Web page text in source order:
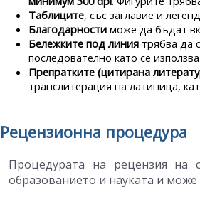
Таблиците, със заглавие и
Благодарности може да бъдат
Бележките под линия трябва да
последователно като се
Препратките (цитирана
транслитерация на латиница,
Рецензионна процедура
Процедурата на рецензия на
образованието и науката и